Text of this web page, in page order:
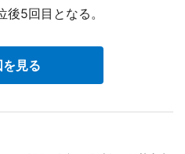
5回目となる。
見る